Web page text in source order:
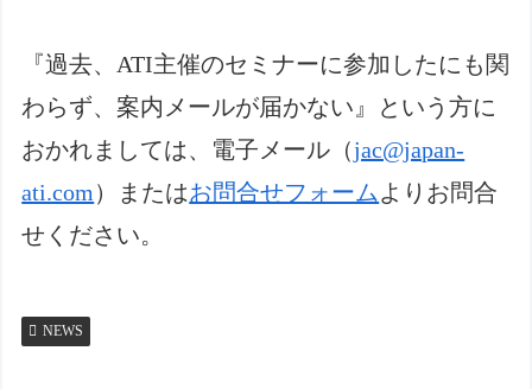
『過去、ATI主催のセミナーに参加したにも関
わらず、案内メールが届かない』という方に
おかれましては、電子メール（jac@japan-
ati.com ）またはお問合せフォーム よりお問合
せください。
NEWS